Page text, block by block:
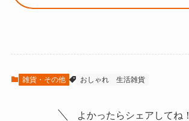
雑貨・その他 おしゃれ 生活雑貨
よかったらシェアしてね！